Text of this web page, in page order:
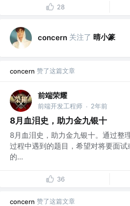
28
concern 关注了 晴小篆
concern 赞了这篇文章
前端荣耀
前端开发工程师 · 2年前
8月血泪史，助力金九银十
8月血泪史，助力金九银十。通过整
过程中遇到的题目，希望对将要面试
的...
36
concern 赞了这篇文章